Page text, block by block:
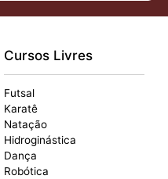
Cursos Livres
Futsal
Karatê
Natação
Hidroginástica
Dança
Robótica